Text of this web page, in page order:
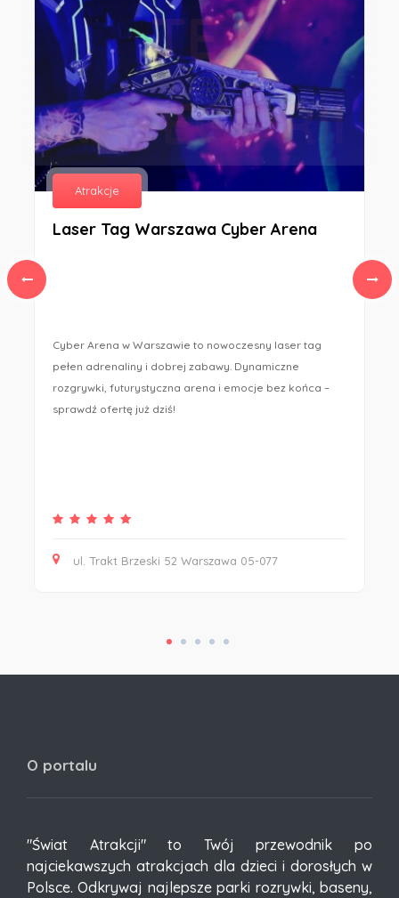
TEJ
KATEGORII
Atrakcje
Laser Tag Warszawa Cyber Arena
Cyber Arena w Warszawie to nowoczesny laser tag
pełen adrenaliny i dobrej zabawy. Dynamiczne
rozgrywki, futurystyczna arena i emocje bez końca –
sprawdź ofertę już dziś!
ul. Trakt Brzeski 52 Warszawa 05-077
O portalu
"Świat Atrakcji" to Twój przewodnik po
najciekawszych atrakcjach dla dzieci i dorosłych w
Polsce. Odkrywaj najlepsze parki rozrywki, baseny,